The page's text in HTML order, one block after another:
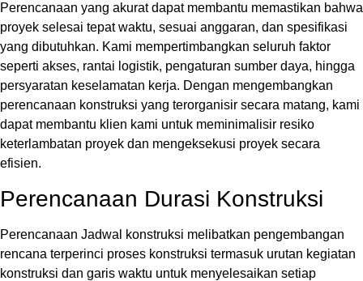
Perencanaan yang akurat dapat membantu memastikan bahwa
proyek selesai tepat waktu, sesuai anggaran, dan spesifikasi
yang dibutuhkan. Kami mempertimbangkan seluruh faktor
seperti akses, rantai logistik, pengaturan sumber daya, hingga
persyaratan keselamatan kerja. Dengan mengembangkan
perencanaan konstruksi yang terorganisir secara matang, kami
dapat membantu klien kami untuk meminimalisir resiko
keterlambatan proyek dan mengeksekusi proyek secara
efisien.
Perencanaan Durasi Konstruksi
Perencanaan Jadwal konstruksi melibatkan pengembangan
rencana terperinci proses konstruksi termasuk urutan kegiatan
konstruksi dan garis waktu untuk menyelesaikan setiap